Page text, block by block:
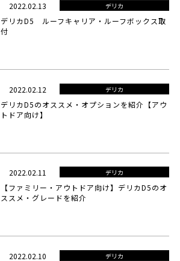
2022.02.13 デリカ
デリカD5 ルーフキャリア・ルーフボックス取
付
2022.02.12 デリカ
デリカD5のオススメ・オプションを紹介【アウ
トドア向け】
2022.02.11 デリカ
【ファミリー・アウトドア向け】デリカD5のオ
ススメ・グレードを紹介
2022.02.10 デリカ